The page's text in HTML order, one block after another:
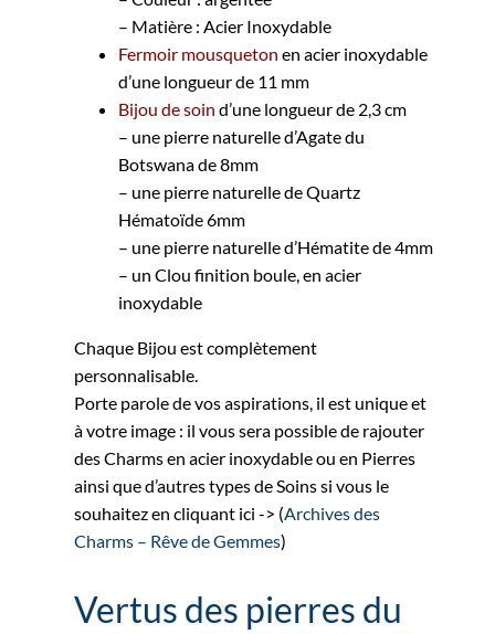
– Matière : Acier Inoxydable
Fermoir mousqueton en acier inoxydable
d’une longueur de 11 mm
Bijou de soin d’une longueur de 2,3 cm
– une pierre naturelle d’Agate du
Botswana de 8mm
– une pierre naturelle de Quartz
Hématoïde 6mm
– une pierre naturelle d’Hématite de 4mm
– un Clou finition boule, en acier
inoxydable
Chaque Bijou est complètement
personnalisable.
Porte parole de vos aspirations, il est unique et
à votre image : il vous sera possible de rajouter
des Charms en acier inoxydable ou en Pierres
ainsi que d’autres types de Soins si vous le
souhaitez en cliquant ici -> (Archives des
Charms – Rêve de Gemmes)
Vertus des pierres du